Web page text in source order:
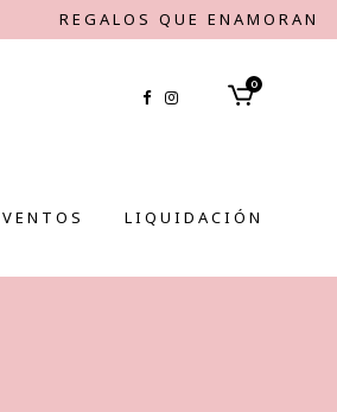
REGALOS QUE ENAMORAN
0
LIQUIDACIÓN